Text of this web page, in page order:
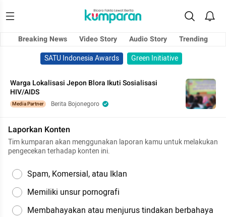
Breaking News Video Story Audio Story
Trending
SATU Indonesia Awards
Green Initiative
Warga Lokalisasi Jepon Blora Ikuti Sosialisasi
HIV/AIDS
Media Partner Berita Bojonegoro
Laporkan Konten
Tim kumparan akan menggunakan laporan kamu untuk melakukan
pengecekan terhadap konten ini.
Spam, Komersial, atau Iklan
Memiliki unsur pornografi
Membahayakan atau menjurus tindakan berbahaya